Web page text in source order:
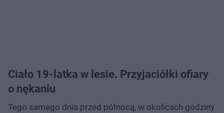
Ciało 19-latka w lesie. Przyjaciółki ofiary
o nękaniu
Tego samego dnia przed północą, w okolicach godziny